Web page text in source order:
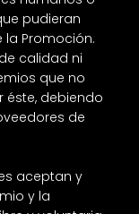
pudieran
la Promoción.
calidad ni
que no
debiendo
de
aceptan y
y la